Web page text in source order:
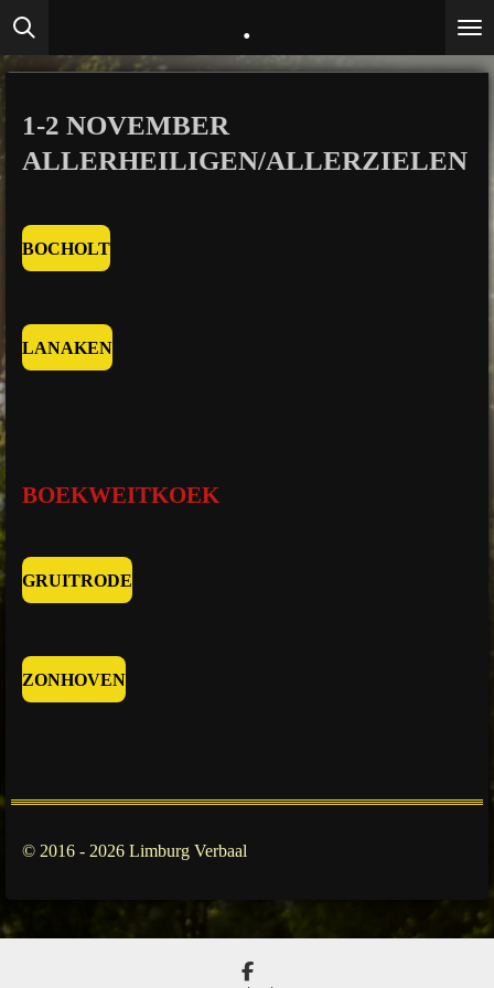
Ga
direct
naar
hoofdinhoud
.
1-2 NOVEMBER
ALLERHEILIGEN/ALLERZIELEN
BOCHOLT
LANAKEN
BOEKWEITKOEK
GRUITRODE
ZONHOVEN
© 2016 - 2026 Limburg Verbaal